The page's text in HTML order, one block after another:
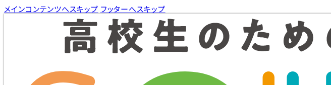
メインコンテンツへスキップ フッターへスキップ